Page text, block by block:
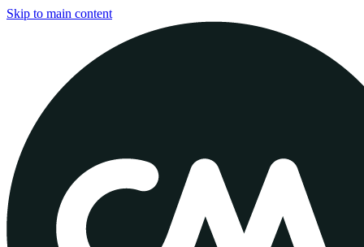
Skip to main content